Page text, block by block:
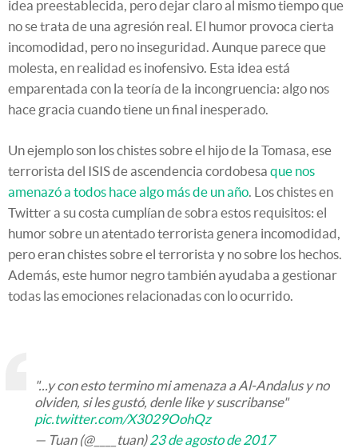
idea preestablecida, pero dejar claro al mismo tiempo que
no se trata de una agresión real. El humor provoca cierta
incomodidad, pero no inseguridad. Aunque parece que
molesta, en realidad es inofensivo. Esta idea está
emparentada con la teoría de la incongruencia: algo nos
hace gracia cuando tiene un final inesperado.
Un ejemplo son los chistes sobre el hijo de la Tomasa, ese
terrorista del ISIS de ascendencia cordobesa que nos
amenazó a todos hace algo más de un año . Los chistes en
Twitter a su costa cumplían de sobra estos requisitos: el
humor sobre un atentado terrorista genera incomodidad,
pero eran chistes sobre el terrorista y no sobre los hechos.
Además, este humor negro también ayudaba a gestionar
todas las emociones relacionadas con lo ocurrido.
"...y con esto termino mi amenaza a Al-Andalus y no
olviden, si les gustó, denle like y suscribanse"
pic.twitter.com/X3029OohQz
— Tuan (@____tuan) 23 de agosto de 2017